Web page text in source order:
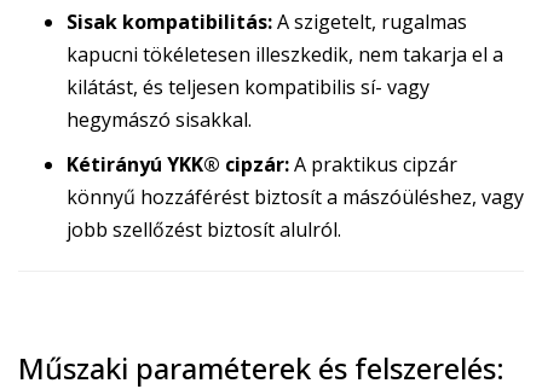
Sisak kompatibilitás:A szigetelt, rugalmas
kapucni tökéletesen illeszkedik, nem takarja el a
kilátást, és teljesen kompatibilis sí- vagy
hegymászó sisakkal.
Kétirányú YKK® cipzár:A praktikus cipzár
könnyű hozzáférést biztosít a mászóüléshez, vagy
jobb szellőzést biztosít alulról.
Műszaki paraméterek és felszerelés: